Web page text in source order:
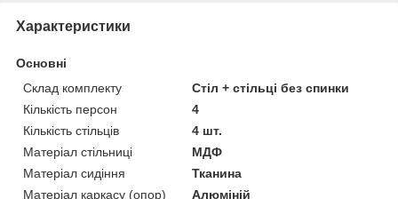
Характеристики
Основні
Склад комплекту
Стіл + стільці без спинки
Кількість персон
4
Кількість стільців
4 шт.
Матеріал стільниці
МДФ
Матеріал сидіння
Тканина
Матеріал каркасу (опор)
Алюміній